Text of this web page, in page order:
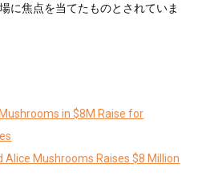
に焦点を当てたものとされていま
in $8M Raise for
Alice Mushrooms Raises $8 Million